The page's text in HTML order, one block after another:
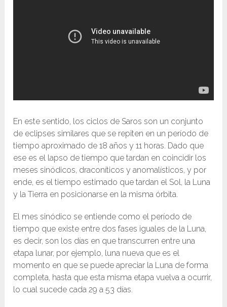
En este sentido, los ciclos de Saros son un conjunto
de eclipses similares que se repiten en un período de
tiempo aproximado de 18 años y 11 horas. Dado que
ese es el lapso de tiempo que tardan en coincidir los
meses sinódicos, draconíticos y anomalísticos, y por
ende, es el tiempo estimado que tardan el Sol, la Luna
y la Tierra en posicionarse en la misma órbita.
El mes sinódico se entiende como el período de
tiempo que existe entre dos fases iguales de la Luna,
es decir, son los días en que transcurren entre una
etapa lunar, por ejemplo, luna nueva que es el
momento en que se puede apreciar la Luna de forma
completa, hasta que esta misma etapa vuelva a ocurrir,
lo cual sucede cada 29 a 53 días.